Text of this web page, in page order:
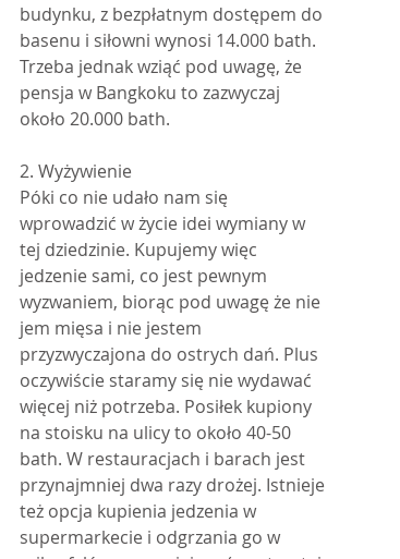
budynku, z bezpłatnym dostępem do
basenu i siłowni wynosi 14.000 bath.
Trzeba jednak wziąć pod uwagę, że
pensja w Bangkoku to zazwyczaj
około 20.000 bath.
2. Wyżywienie
Póki co nie udało nam się
wprowadzić w życie idei wymiany w
tej dziedzinie. Kupujemy więc
jedzenie sami, co jest pewnym
wyzwaniem, biorąc pod uwagę że nie
jem mięsa i nie jestem
przyzwyczajona do ostrych dań. Plus
oczywiście staramy się nie wydawać
więcej niż potrzeba. Posiłek kupiony
na stoisku na ulicy to około 40-50
bath. W restauracjach i barach jest
przynajmniej dwa razy drożej. Istnieje
też opcja kupienia jedzenia w
supermarkecie i odgrzania go w